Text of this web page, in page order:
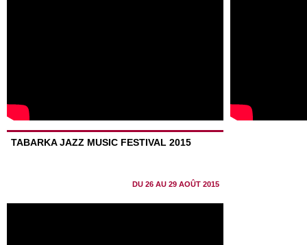
TABARKA JAZZ MUSIC FESTIVAL 2015
DU 26 AU 29 AOÛT 2015